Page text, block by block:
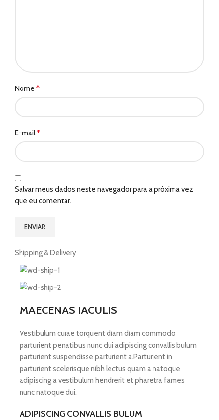
Nome *
E-mail*
Salvar meus dados neste navegador para a próxima vez
que eu comentar.
Shipping & Delivery
MAECENAS IACULIS
Vestibulum curae torquent diam diam commodo
parturient penatibus nunc dui adipiscing convallis bulum
parturient suspendisse parturient a.Parturient in
parturient scelerisque nibh lectus quam a natoque
adipiscing a vestibulum hendrerit et pharetra fames
nunc natoque dui.
ADIPISCING CONVALLIS BULUM